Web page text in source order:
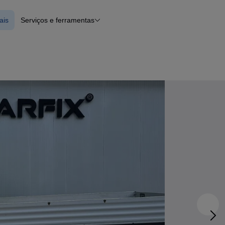
Serviços e ferramentas